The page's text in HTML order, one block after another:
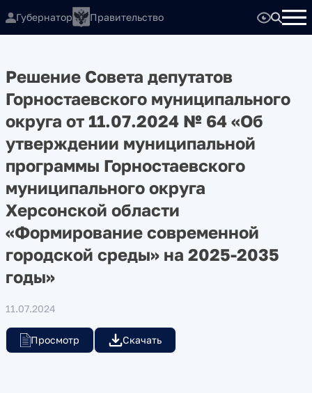
Губернатор Правительство
Решение Совета депутатов
Горностаевского муниципального
округа от 11.07.2024 № 64 «Об
утверждении муниципальной
программы Горностаевского
муниципального округа
Херсонской области
«Формирование современной
городской среды» на 2025-2035
годы»
11.07.2024
Просмотр Скачать